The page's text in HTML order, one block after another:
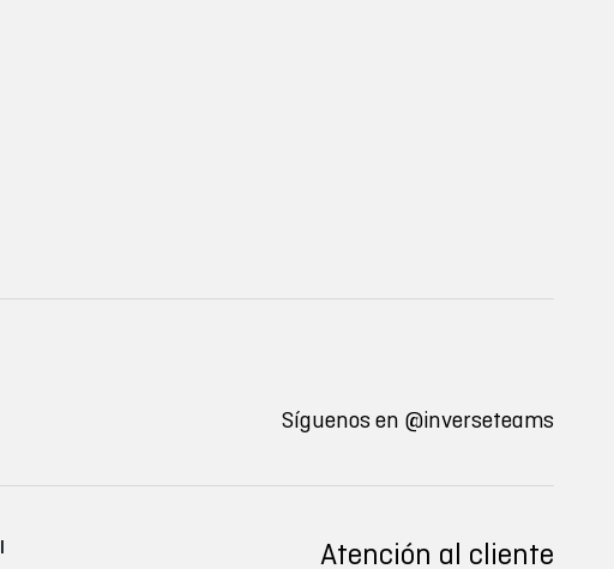
Síguenos en @inverseteams
Atención al cliente